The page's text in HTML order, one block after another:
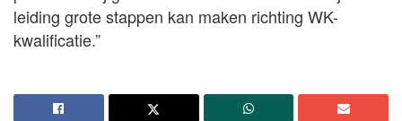
leiding grote stappen kan maken richting WK-
kwalificatie.”